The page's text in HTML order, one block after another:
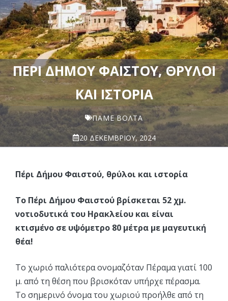
ΠΈΡΙ ΔΉΜΟΥ ΦΑΙΣΤΟΎ, ΘΡΎΛΟΙ
ΚΑΙ ΙΣΤΟΡΊΑ
ΠΆΜΕ ΒΌΛΤΑ
20 ΔΕΚΕΜΒΡΊΟΥ, 2024
Πέρι Δήμου Φαιστού, θρύλοι και ιστορία
Το Πέρι Δήμου Φαιστού βρίσκεται 52 χμ.
νοτιοδυτικά του Ηρακλείου και είναι
κτισμένο σε υψόμετρο 80 μέτρα με μαγευτική
θέα!
Το χωριό παλιότερα ονομαζόταν Πέραμα γιατί 100
μ. από τη θέση που βρισκόταν υπήρχε πέρασμα.
Το σημερινό όνομα του χωριού προήλθε από τη